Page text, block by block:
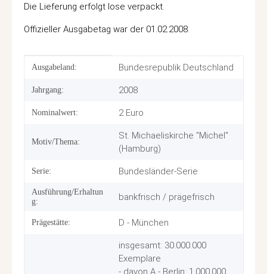
Die Lieferung erfolgt lose verpackt.
Offizieller Ausgabetag war der 01.02.2008.
Produkteigenschaft
Wert
Ausgabeland: Bundesrepublik Deutschland
Jahrgang: 2008
Nominalwert: 2 Euro
Motiv/Thema:
St. Michaeliskirche "Michel"
(Hamburg)
Serie: Bundesländer-Serie
Ausführung/Erhaltun
g:
bankfrisch / prägefrisch
Prägestätte: D - München
insgesamt: 30.000.000
Exemplare
- davon A - Berlin: 1.000.000